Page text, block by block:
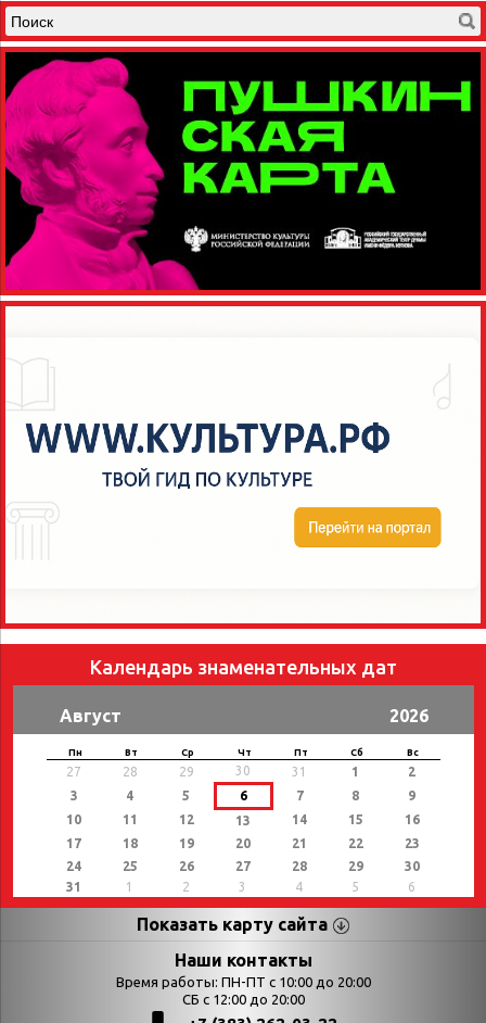
Календарь знаменательных дат
Август 2026
Пн Вт Ср Чт Пт Сб Вс
27 28 29 30 31 1
2
3
4 5 6 7 8
9
10
11 12 13 14 15
16
17
18 19 20 21 22
23
24
25 26 27 28 29
30
31
1 2 3 4 5 6
Показать карту сайта
Страницы Категории
Выставки
Наши контакты
Время работы: ПН-ПТ с 10:00 до 20:00
СБ с 12:00 до 20:00